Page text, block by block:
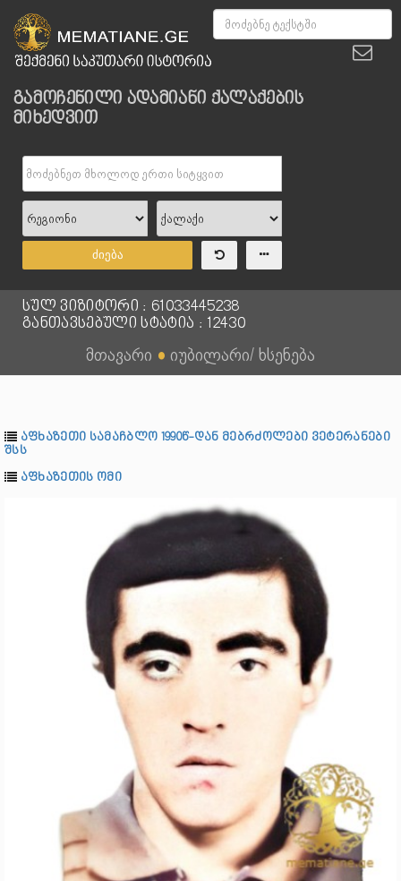
გამოჩენილი ადამიანი ქალაქების
მიხედვით
ძიება
სულ ვიზიტორი : 61033445238
განთავსებული სტატია : 12430
მთავარი ● იუბილარი/ ხსენება
აფხაზეთი სამაჩბლო 1990წ-დან მებრძოლები ვეტერანები
შსს
აფხაზეთის ომი